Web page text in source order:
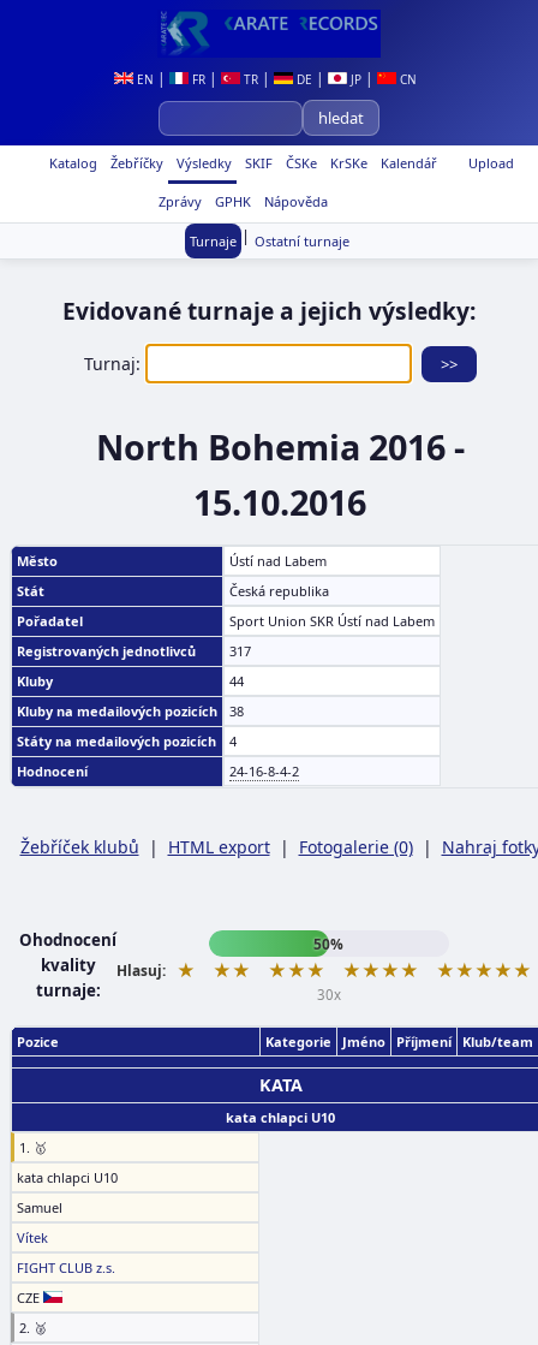
EN | FR | TR | DE | JP | CN
Upload
Katalog Žebříčky Výsledky SKIF ČSKe KrSKe Kalendář
Zprávy GPHK Nápověda
Turnaje | Ostatní turnaje
Evidované turnaje a jejich výsledky:
Turnaj:
North Bohemia 2016 -
15.10.2016
Město
Ústí nad Labem
Stát
Česká republika
Pořadatel
Sport Union SKR Ústí nad Labem
Registrovaných jednotlivců
317
Kluby
44
Kluby na medailových pozicích
38
Státy na medailových pozicích
4
Hodnocení
24-16-8-4-2
Žebříček klubů | HTML export| Fotogalerie (0)| Nahraj
Ohodnocení
kvality
turnaje:
50%
Hlasuj:
★ ★★ ★★★ ★★★★ ★★★★★
30x
Pozice Kategorie Jméno Příjmení Klub/team
KATA
kata chlapci U10
1. 🥇
kata chlapci U10
Samuel
Vítek
FIGHT CLUB z.s.
CZE
2. 🥈